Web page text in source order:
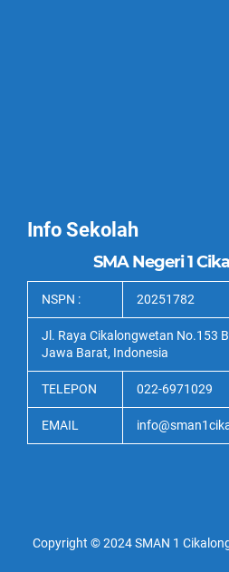
Info Sekolah
SMA Negeri 1
NSPN : 20251782
Jl. Raya Cikalongwetan No.153
Jawa Barat, Indonesia
TELEPON 022-6971029
EMAIL
Copyright © 2024 SMAN 1